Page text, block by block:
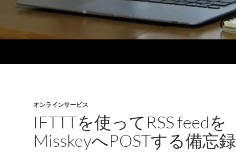
オンラインサービス
IFTTTを使ってRSS feedを
MisskeyへPOSTする備忘録